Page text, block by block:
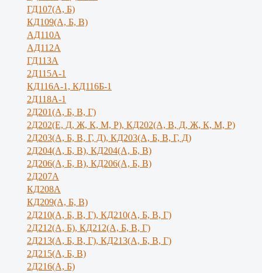
ГД107(А, Б)
КД109(А, Б, В)
АД110А
АД112А
ГД113А
2Д115А-1
КД116А-1, КД116Б-1
2Д118А-1
2Д201(А, Б, В, Г)
2Д202(Е, Д, Ж, К, М, Р), КД202(А, В, Д, Ж, К, М, Р)
2Д203(А, Б, В, Г, Д), КД203(А, Б, В, Г, Д)
2Д204(А, Б, В), КД204(А, Б, В)
2Д206(А, Б, В), КД206(А, Б, В)
2Д207А
КД208А
КД209(А, Б, В)
2Д210(А, Б, В, Г), КД210(А, Б, В, Г)
2Д212(А, Б), КД212(А, Б, В, Г)
2Д213(А, Б, В, Г), КД213(А, Б, В, Г)
2Д215(А, Б, В)
2Д216(А, Б)